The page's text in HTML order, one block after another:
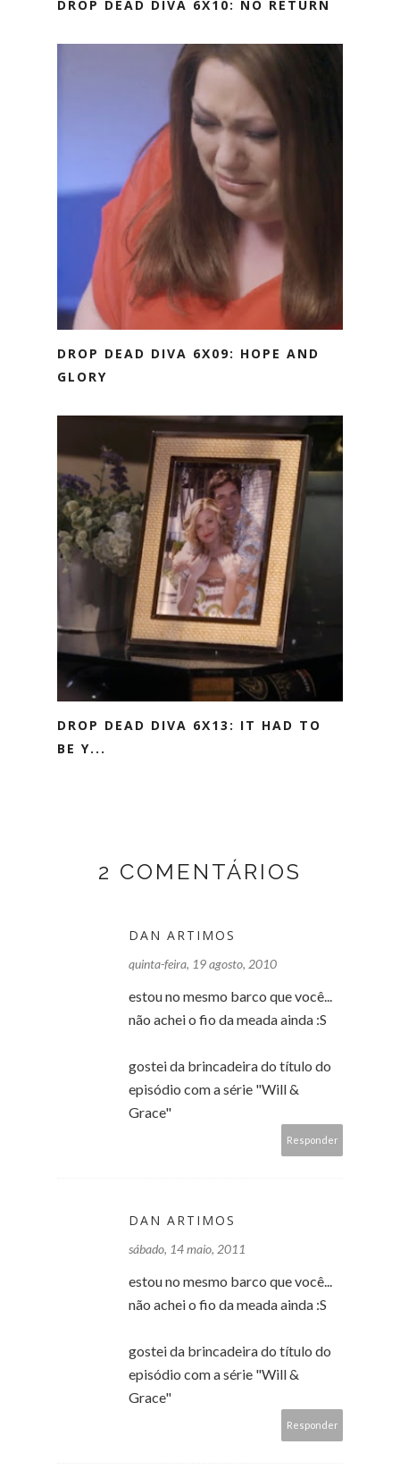
DROP DEAD DIVA 6X10: NO RETURN
DROP DEAD DIVA 6X09: HOPE AND
GLORY
DROP DEAD DIVA 6X13: IT HAD TO
BE Y...
2 COMENTÁRIOS
DAN ARTIMOS
quinta-feira, 19 agosto, 2010
estou no mesmo barco que você...
não achei o fio da meada ainda :S
gostei da brincadeira do título do
episódio com a série "Will &
Grace"
Responder
DAN ARTIMOS
sábado, 14 maio, 2011
estou no mesmo barco que você...
não achei o fio da meada ainda :S
gostei da brincadeira do título do
episódio com a série "Will &
Grace"
Responder